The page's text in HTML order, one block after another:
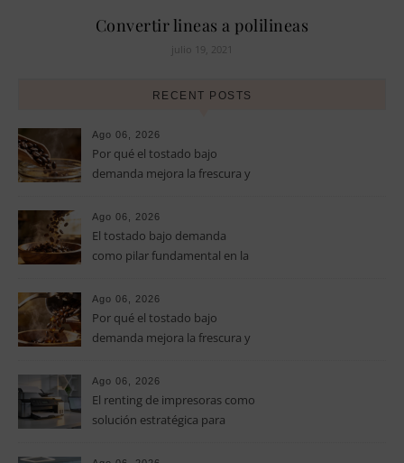
Convertir lineas a polilineas
julio 19, 2021
RECENT POSTS
Ago 06, 2026
Por qué el tostado bajo
demanda mejora la frescura y
especialidad
Ago 06, 2026
El tostado bajo demanda
como pilar fundamental en la
Ago 06, 2026
Por qué el tostado bajo
demanda mejora la frescura y
especialidad
Ago 06, 2026
El renting de impresoras como
solución estratégica para
pymes